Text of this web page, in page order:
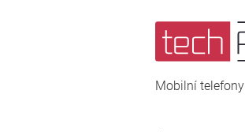
Mobilní telefony